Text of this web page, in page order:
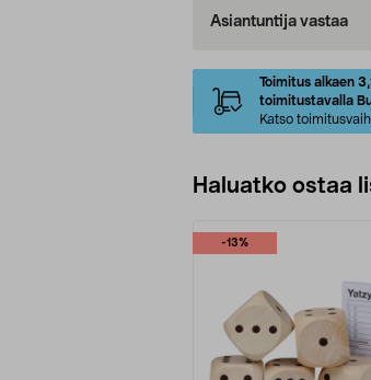
Asiantuntija vastaa
Toimitus alkaen
toimitustavalla
Katso
Haluatko ostaa
-13%